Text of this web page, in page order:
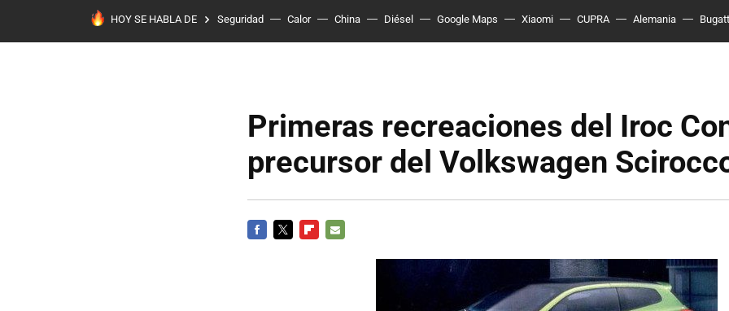
HOY SE HABLA DE Seguridad Calor China Diésel Google Maps Xiaomi CUPRA Alemania
Primeras recreaciones del Iroc
precursor del Volkswagen